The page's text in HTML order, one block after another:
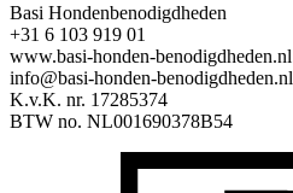
Basi Hondenbenodigdheden
+31 6 103 919 01
www.basi-honden-benodigdheden.nl
info@basi-honden-benodigdheden.nl
K.v.K. nr. 17285374
BTW no. NL001690378B54